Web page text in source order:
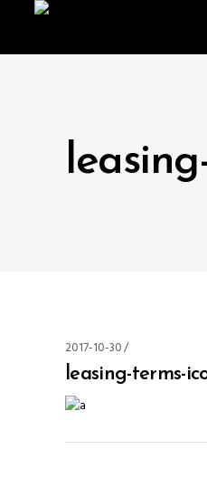
2017-10-30
leasing-terms-